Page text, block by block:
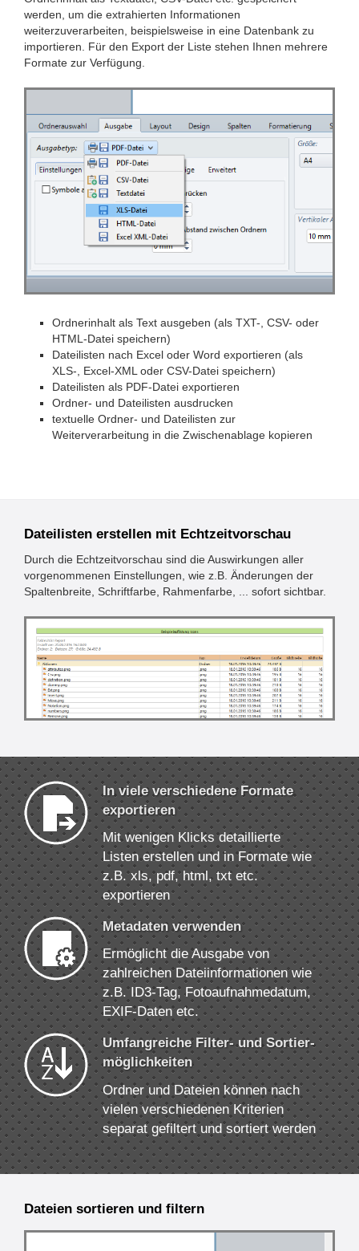
werden, um die extrahierten Informationen
weiterzuverarbeiten, beispielsweise in eine Datenbank zu
importieren. Für den Export der Liste stehen Ihnen mehrere
Formate zur Verfügung.
Ordnerinhalt als Text ausgeben (als TXT-, CSV- oder
HTML-Datei speichern)
Dateilisten nach Excel oder Word exportieren (als
XLS-, Excel-XML oder CSV-Datei speichern)
Dateilisten als PDF-Datei exportieren
Ordner- und Dateilisten ausdrucken
textuelle Ordner- und Dateilisten zur
Weiterverarbeitung in die Zwischenablage kopieren
Dateilisten erstellen mit Echtzeitvorschau
Durch die Echtzeitvorschau sind die Auswirkungen aller
vorgenommenen Einstellungen, wie z.B. Änderungen der
Spaltenbreite, Schriftfarbe, Rahmenfarbe, ... sofort sichtbar.
In viele verschiedene Formate
exportieren
Mit wenigen Klicks detaillierte
Listen erstellen und in Formate wie
z.B. xls, pdf, html, txt etc.
exportieren
Metadaten verwenden
Ermöglicht die Ausgabe von
zahlreichen Datei­informationen wie
z.B. ID3-Tag, Foto­aufnahme­datum,
EXIF-Daten etc.
Umfangreiche Filter- und Sortier­
möglichkeiten
Ordner und Dateien können nach
vielen verschiedenen Kriterien
separat gefiltert und sortiert werden
Dateien sortieren und filtern